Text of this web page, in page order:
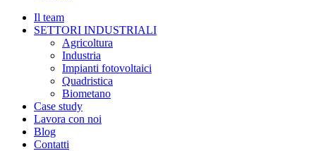
Il team
SETTORI INDUSTRIALI
Agricoltura
Industria
Impianti fotovoltaici
Quadristica
Biometano
Case study
Lavora con noi
Blog
Contatti